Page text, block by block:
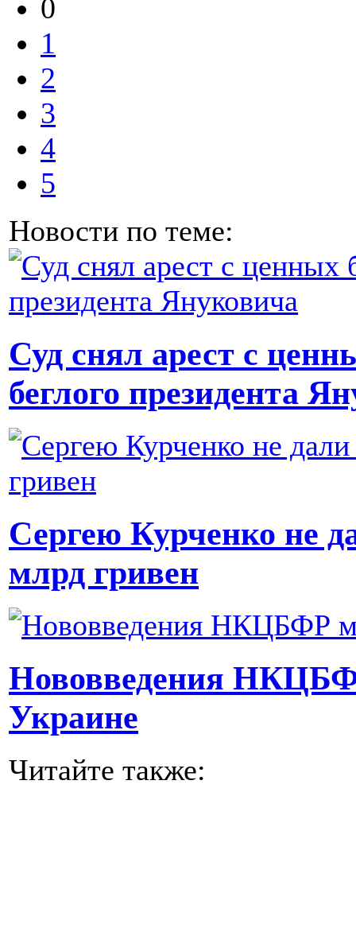
0
1
2
3
4
5
Новости по теме:
Суд снял арест с
беглого президента
Сергею Курченко не
млрд гривен
Нововведения
Украине
Читайте также: